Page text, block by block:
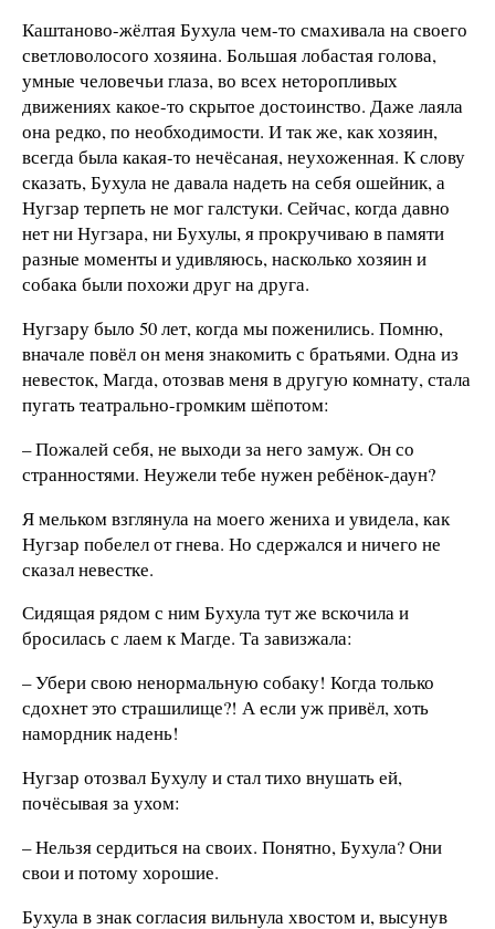
Каштаново-жёлтая Бухула чем-то смахивала на своего
светловолосого хозяина. Большая лобастая голова,
умные человечьи глаза, во всех неторопливых
движениях какое-то скрытое достоинство. Даже лаяла
она редко, по необходимости. И так же, как хозяин,
всегда была какая-то нечёсаная, неухоженная. К слову
сказать, Бухула не давала надеть на себя ошейник, а
Нугзар терпеть не мог галстуки. Сейчас, когда давно
нет ни Нугзара, ни Бухулы, я прокручиваю в памяти
разные моменты и удивляюсь, насколько хозяин и
собака были похожи друг на друга.
Нугзару было 50 лет, когда мы поженились. Помню,
вначале повёл он меня знакомить с братьями. Одна из
невесток, Магда, отозвав меня в другую комнату, стала
пугать театрально-громким шёпотом:
– Пожалей себя, не выходи за него замуж. Он со
странностями. Неужели тебе нужен ребёнок-даун?
Я мельком взглянула на моего жениха и увидела, как
Нугзар побелел от гнева. Но сдержался и ничего не
сказал невестке.
Сидящая рядом с ним Бухула тут же вскочила и
бросилась с лаем к Магде. Та завизжала:
– Убери свою ненормальную собаку! Когда только
сдохнет это страшилище?! А если уж привёл, хоть
намордник надень!
Нугзар отозвал Бухулу и стал тихо внушать ей,
почёсывая за ухом:
– Нельзя сердиться на своих. Понятно, Бухула? Они
свои и потому хорошие.
Бухула в знак согласия вильнула хвостом и, высунув